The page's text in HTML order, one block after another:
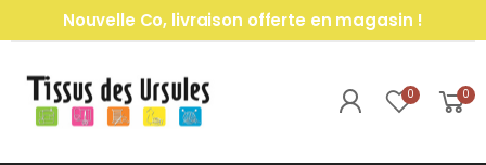
Nouvelle Co, livraison offerte en magasin !
0 0